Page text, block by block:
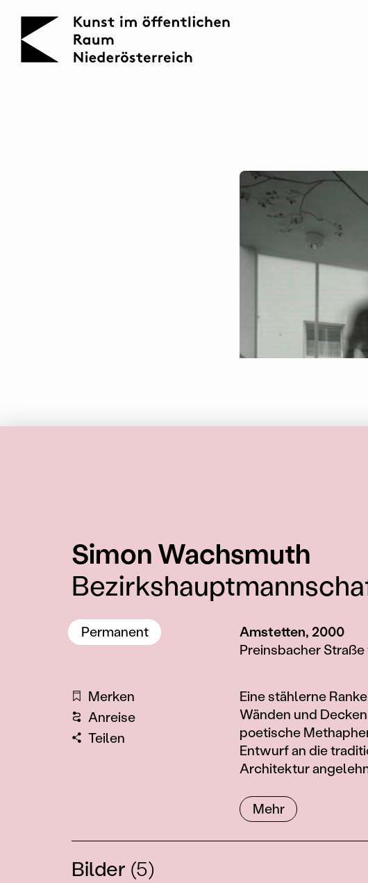
KOERNOE
Simon Wachsmuth
Permanent
Merken
Anreise
Teilen
Amstetten, 2000
Preinsbacher Straße
Information
Eine stählerne
Wänden und
poetische
Entwurf an die
Architektur
Mehr
Bilder (5)